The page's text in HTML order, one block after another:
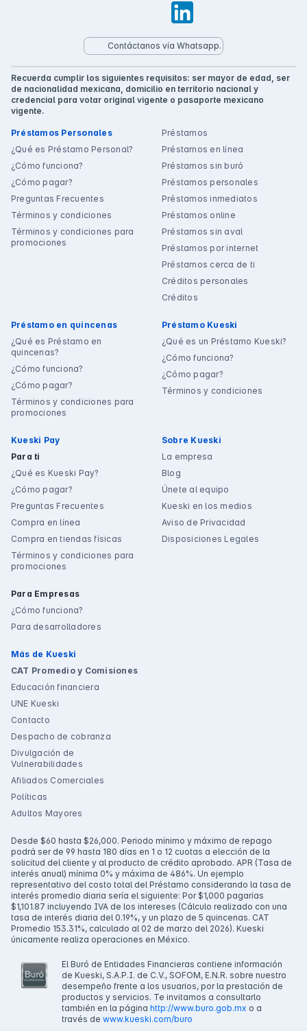
Contáctanos vía Whatsapp.
Recuerda cumplir los siguientes requisitos: ser mayor de edad, ser
de nacionalidad mexicana, domicilio en territorio nacional y
credencial para votar original vigente o pasaporte mexicano
vigente.
Préstamos Personales
¿Qué es Préstamo Personal?
¿Cómo funciona?
¿Cómo pagar?
Preguntas Frecuentes
Términos y condiciones
Términos y condiciones para
promociones
Préstamos
Préstamos en línea
Préstamos sin buró
Préstamos personales
Préstamos inmediatos
Préstamos online
Préstamos sin aval
Préstamos por internet
Préstamos cerca de ti
Créditos personales
Créditos
Préstamo en quincenas
¿Qué es Préstamo en
quincenas?
¿Cómo funciona?
¿Cómo pagar?
Términos y condiciones para
promociones
Préstamo Kueski
¿Qué es un Préstamo Kueski?
¿Cómo funciona?
¿Cómo pagar?
Términos y condiciones
Kueski Pay
Para ti
¿Qué es Kueski Pay?
¿Cómo pagar?
Preguntas Frecuentes
Compra en línea
Compra en tiendas físicas
Términos y condiciones para
promociones
Para Empresas
¿Cómo funciona?
Para desarrolladores
Sobre Kueski
La empresa
Blog
Únete al equipo
Kueski en los medios
Aviso de Privacidad
Disposiciones Legales
Más de Kueski
CAT Promedio y Comisiones
Educación financiera
UNE Kueski
Contacto
Despacho de cobranza
Divulgación de
Vulnerabilidades
Afiliados Comerciales
Políticas
Adultos Mayores
Desde $60 hasta $26,000. Periodo mínimo y máximo de repago
podrá ser de 99 hasta 180 días en 1 o 12 cuotas a elección de la
solicitud del cliente y al producto de crédito aprobado. APR (Tasa de
interés anual) mínima 0% y máxima de 486%. Un ejemplo
representativo del costo total del Préstamo considerando la tasa de
interés promedio diaria sería el siguiente: Por $1,000 pagarías
$1,101.87 incluyendo IVA de los intereses (Cálculo realizado con una
tasa de interés diaria del 0.19%, y un plazo de 5 quincenas. CAT
Promedio 153.31%, calculado al 02 de marzo del 2026). Kueski
únicamente realiza operaciones en México.
El Buró de Entidades Financieras contiene información
de Kueski, S.A.P.I. de C.V., SOFOM, E.N.R. sobre nuestro
desempeño frente a los usuarios, por la prestación de
productos y servicios. Te invitamos a consultarlo
también en la página http://www.buro.gob.mx o a
través de www.kueski.com/buro